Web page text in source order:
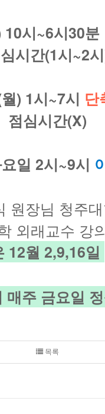
시~6시30분
시간(1시~2
) 1시~7시 단
점심시간(X)
일 2시~9시
원장님 청주
외래교수 강
12월 2,9,16일
매주 금요일
목록